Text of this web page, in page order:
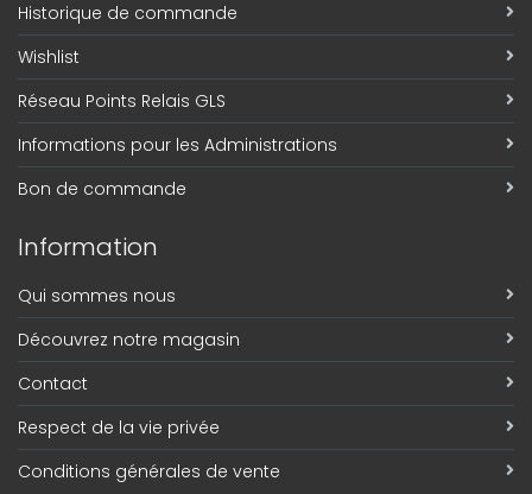
Historique de commande
Wishlist
Réseau Points Relais GLS
Informations pour les Administrations
Bon de commande
Information
Qui sommes nous
Découvrez notre magasin
Contact
Respect de la vie privée
Conditions générales de vente